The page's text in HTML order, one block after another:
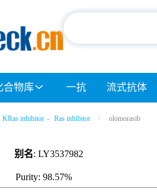
合物库 一抗 流式抗体
KRas inhibitor - Ras inhibitor olomorasib
别名: LY3537982
Purity: 98.57%